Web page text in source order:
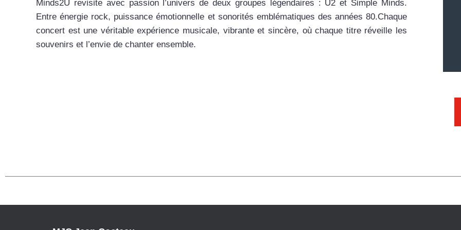
Minds2U revisite avec passion l’univers de deux groupes légendaires : U2 et Simple Minds.
Entre énergie rock, puissance émotionnelle et sonorités emblématiques des années 80.Chaque
concert est une véritable expérience musicale, vibrante et sincère, où chaque titre réveille les
souvenirs et l’envie de chanter ensemble.